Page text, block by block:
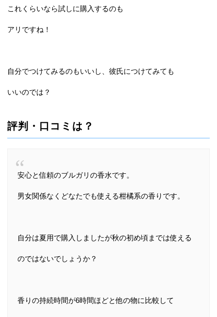
これくらいなら試しに購入するのも
アリですね！
自分でつけてみるのもいいし、彼氏につけてみても
いいのでは？
評判・口コミは？
安心と信頼のブルガリの香水です。
男女関係なくどなたでも使える柑橘系の香りです。
自分は夏用で購入しましたが秋の初め頃までは使える
のではないでしょうか？
香りの持続時間が6時間ほどと他の物に比較して